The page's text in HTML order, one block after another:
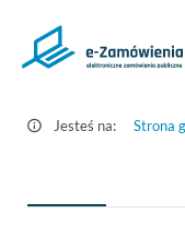
Szczegóły
e-
Jesteś na: Strona